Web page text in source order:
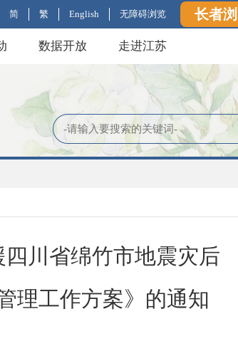
简 繁 English 无障碍浏览 长者
数据开放 走进江苏
川省绵竹市地震灾后
理工作方案》的通知